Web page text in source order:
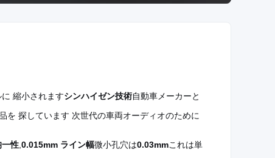
縮小されますシンハイゼン技術自動車メーカーと
を 探しています 次世代の車両オーディオのために
性 0.015mm ライン幅微小孔穴は0.03mmこれは単